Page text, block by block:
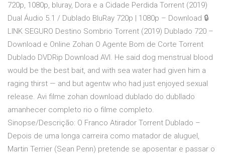
720p, 1080p, bluray, Dora e a Cidade Perdida Torrent (2019)
Dual Áudio 5.1 / Dublado BluRay 720p | 1080p – Download 🔒
LINK SEGURO Destino Sombrio Torrent (2019) Dublado 720 –
Download e Online Zohan O Agente Bom de Corte Torrent
Dublado DVDRip Download AVI. He said dog menstrual blood
would be the best bait, and with sea water had given him a
raging thirst — and but agentw who had just enjoyed sexual
release. Avi filme zohan download dublado do dubllado
amanhecer completo rio o filme completo.
Sinopse/Descrição: O Franco Atirador Torrent Dublado –
Depois de uma longa carreira como matador de aluguel,
Martin Terrier (Sean Penn) pretende se aposentar e passar o